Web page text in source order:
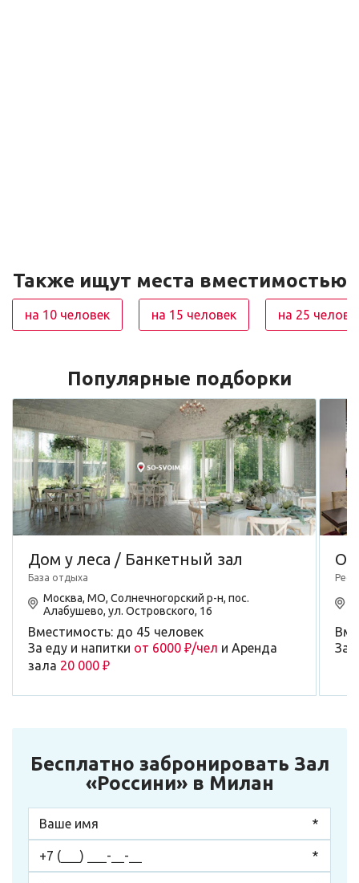
Также ищут места вместимостью
на 10 человек на 15 человек на 25
Популярные подборки
Дом у леса / Банкетный зал
База отдыха
Москва, МО, Солнечногорский р-н, пос.
Алабушево, ул. Островского, 16
Вместимость: до 45 человек
За еду и напитки от 6000 ₽/чел и Аренда
зала 20 000 ₽
За
Бесплатно забронировать Зал
«Россини» в Милан